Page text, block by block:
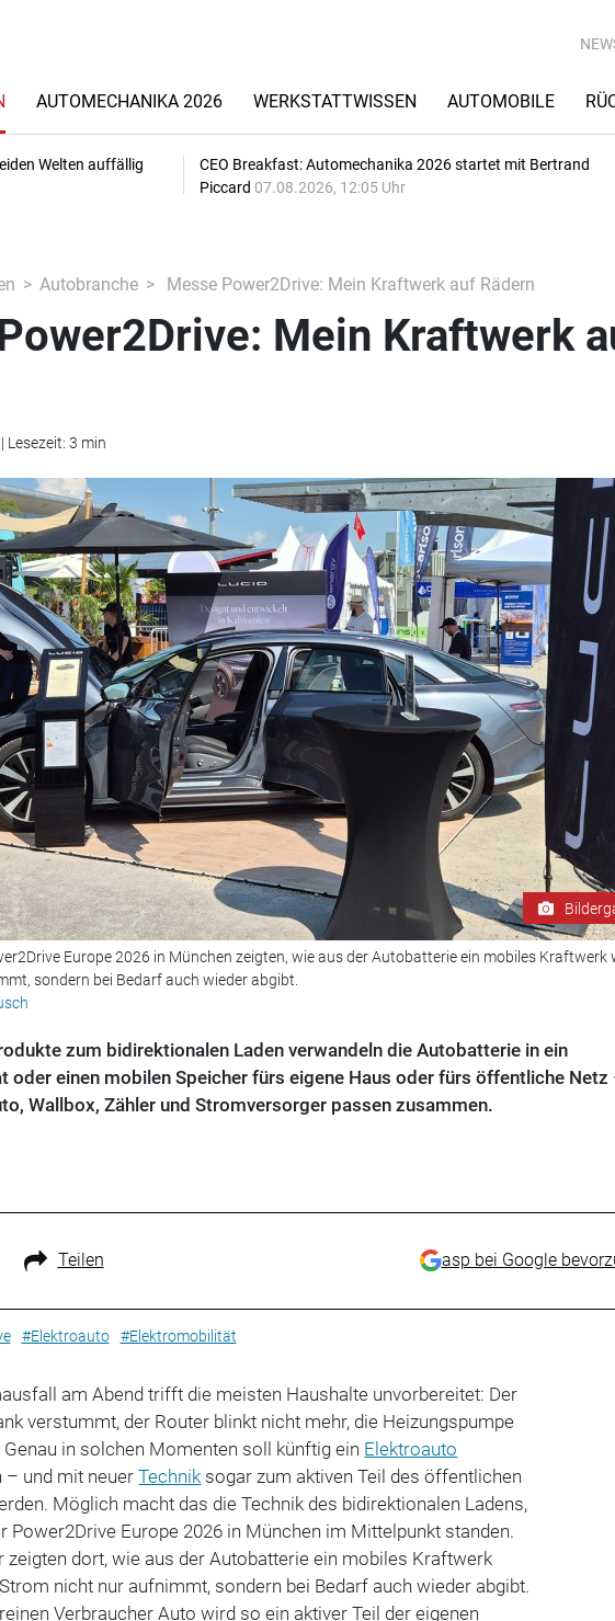
AUTOMECHANIKA 2026 WERKSTATTWISSEN AUTOMOBILE
Welten auffällig
CEO Breakfast: Automechanika 2026 startet mit Bertrand
Piccard 07.08.2026, 12:05 Uhr
Autobranche Messe Power2Drive: Mein Kraftwerk auf Rädern
Mein Kraftwerk
Lesezeit: 3 min
Europe 2026 in München zeigten, wie aus der Autobatterie ein mobiles Kraftwerk
sondern bei Bedarf auch wieder abgibt.
zum bidirektionalen Laden verwandeln die Autobatterie in ein
oder einen mobilen Speicher fürs eigene Haus oder fürs öffentliche Netz
Wallbox, Zähler und Stromversorger passen zusammen.
Teilen asp bei Google
#Elektroauto #Elektromobilität
am Abend trifft die meisten Haushalte unvorbereitet: Der
verstummt, der Router blinkt nicht mehr, die Heizungspumpe
in solchen Momenten soll künftig ein Elektroauto
– und mit neuerTechnik sogar zum aktiven Teil des öffentlichen
Möglich macht das die Technik des bidirektionalen Ladens,
Power2Drive Europe 2026 in München im Mittelpunkt standen.
zeigten dort, wie aus der Autobatterie ein mobiles Kraftwerk
nicht nur aufnimmt, sondern bei Bedarf auch wieder abgibt.
Verbraucher Auto wird so ein aktiver Teil der eigenen